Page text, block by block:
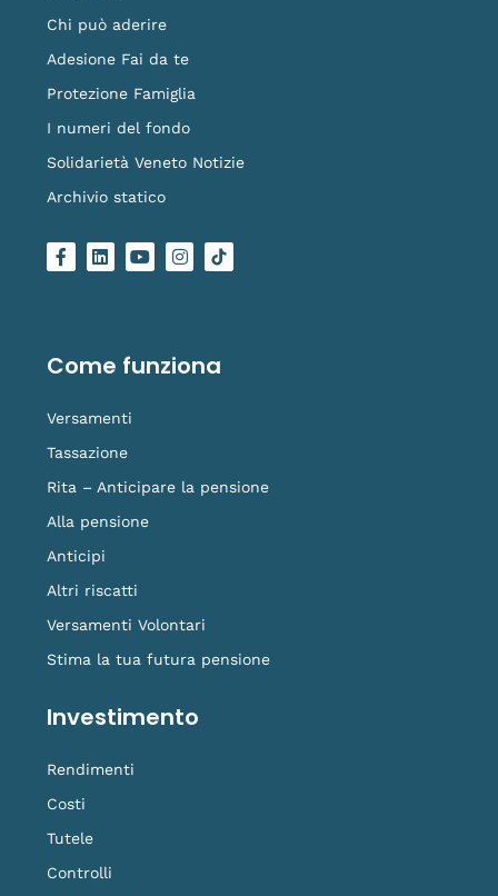
Chi può aderire
Adesione Fai da te
Protezione Famiglia
I numeri del fondo
Solidarietà Veneto Notizie
Archivio statico
F
a
o
k
L
i
i
n
Y
o
e
I
n
r
a
L
o
i
k
Come funziona
Versamenti
Tassazione
Rita – Anticipare la pensione
Alla pensione
Anticipi
Altri riscatti
Versamenti Volontari
Stima la tua futura pensione
Investimento
Rendimenti
Costi
Tutele
Controlli